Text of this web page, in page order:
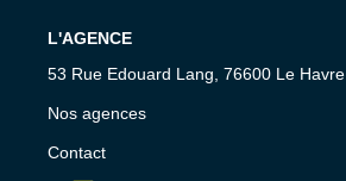
L'AGENCE
53 Rue Edouard Lang, 76600 Le Havre
Nos agences
Contact